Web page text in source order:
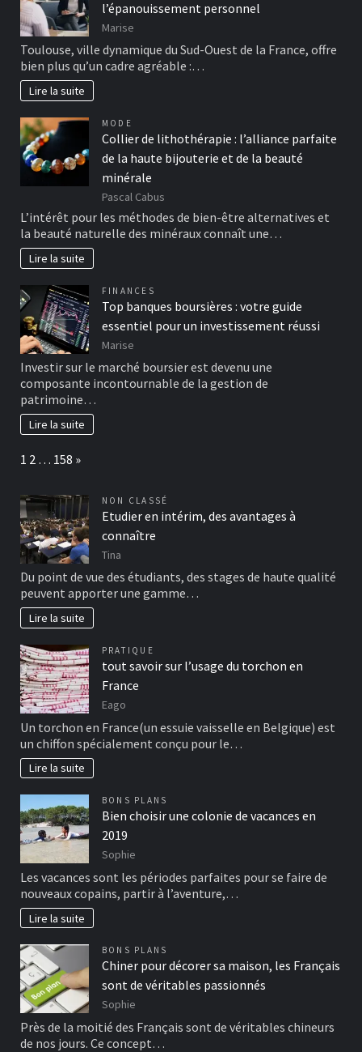
l’épanouissement personnel
Marise
Toulouse, ville dynamique du Sud-Ouest de la France, offre
bien plus qu’un cadre agréable :…
Lire la suite
MODE
Collier de lithothérapie : l’alliance parfaite
de la haute bijouterie et de la beauté
minérale
Pascal Cabus
L’intérêt pour les méthodes de bien-être alternatives et
la beauté naturelle des minéraux connaît une…
Lire la suite
FINANCES
Top banques boursières : votre guide
essentiel pour un investissement réussi
Marise
Investir sur le marché boursier est devenu une
composante incontournable de la gestion de
patrimoine…
Lire la suite
Page:
1 2 … 158 Next
»
NON CLASSÉ
Etudier en intérim, des avantages à
connaître
Tina
Du point de vue des étudiants, des stages de haute qualité
peuvent apporter une gamme…
Lire la suite
PRATIQUE
tout savoir sur l’usage du torchon en
France
Eago
Un torchon en France(un essuie vaisselle en Belgique) est
un chiffon spécialement conçu pour le…
Lire la suite
BONS PLANS
Bien choisir une colonie de vacances en
2019
Sophie
Les vacances sont les périodes parfaites pour se faire de
nouveaux copains, partir à l’aventure,…
Lire la suite
BONS PLANS
Chiner pour décorer sa maison, les Français
sont de véritables passionnés
Sophie
Près de la moitié des Français sont de véritables chineurs
de nos jours. Ce concept…